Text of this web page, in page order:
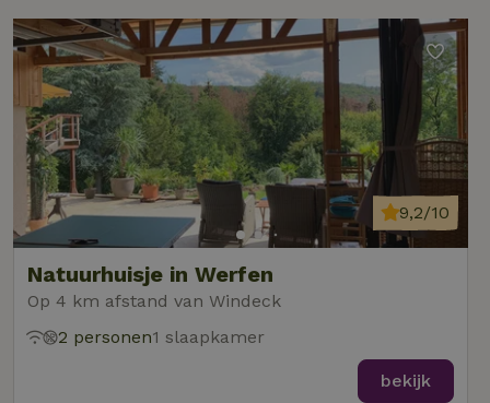
Natuurhuisje in Werfen
Op 4 km afstand van Windeck
9,2/10
2 personen1 slaapkamer
bekijk